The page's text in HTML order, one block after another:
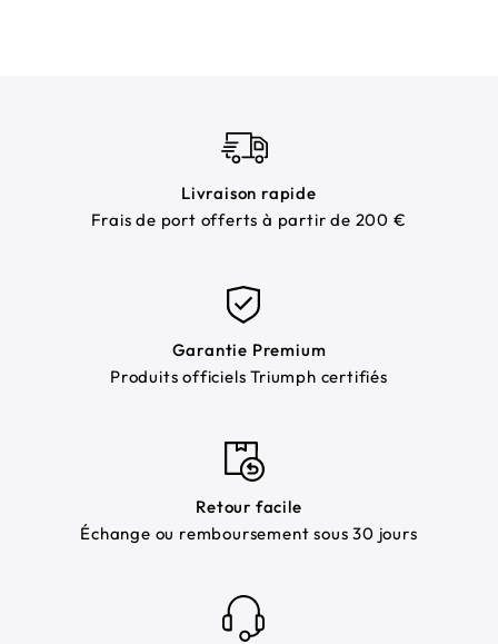
Livraison rapide
Frais de port offerts à partir de 200 €
Garantie Premium
Produits officiels Triumph certifiés
Retour facile
Échange ou remboursement sous 30 jours